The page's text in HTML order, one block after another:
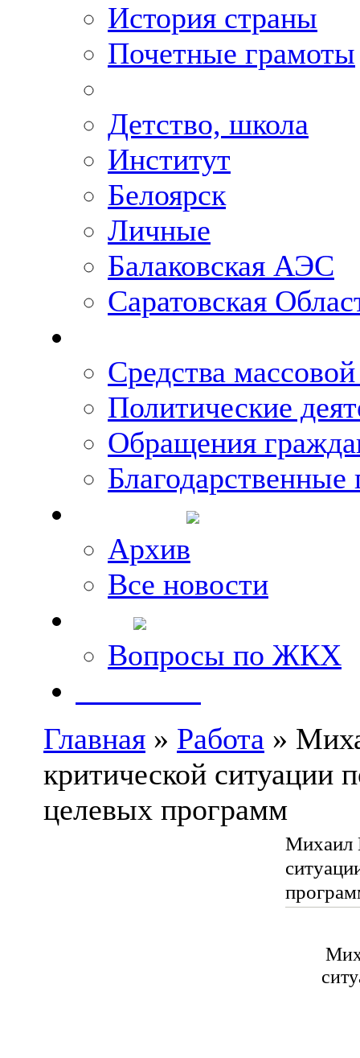
История страны
Почетные грамоты
Детство, школа
Институт
Белоярск
Личные
Балаковская АЭС
Саратовская
Средства
Политические
Обращения
Благодарственные
Архив
Все новости
Вопросы по ЖКХ
Главная » Работа »
критической ситуации
целевых программ
Михаил